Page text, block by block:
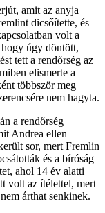
amit az anyja
dicsőítette, és
volt a
úgy döntött,
tett a rendőrség az
elismerte a
többször meg
nem hagyta.
a rendőrség
Andrea ellen
sor, mert Fremlin
és a bíróság
ahol 14 év alatti
volt az ítélettel, mert
árthat senkinek.